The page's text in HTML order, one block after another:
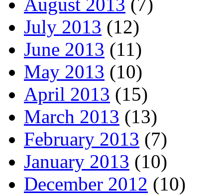
July 2013 (12)
June 2013 (11)
May 2013 (10)
April 2013 (15)
March 2013 (13)
February 2013 (7)
January 2013 (10)
December 2012 (10)